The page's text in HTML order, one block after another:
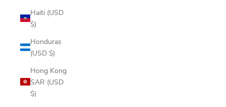
Haiti (USD
$)
Honduras
(USD $)
Hong Kong
SAR (USD
$)